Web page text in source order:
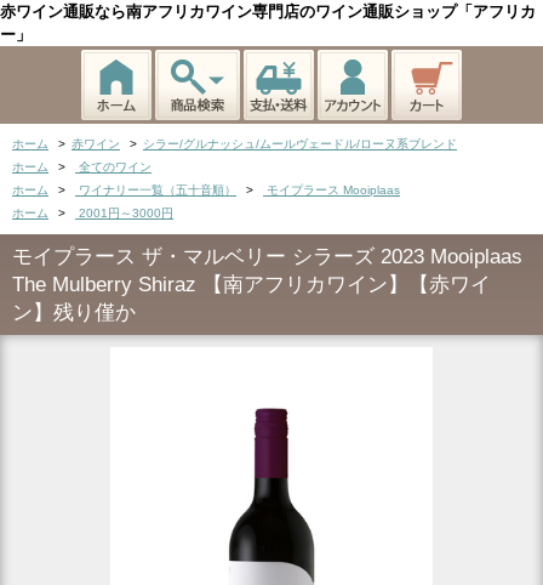
赤ワイン通販なら南アフリカワイン専門店のワイン通販ショップ「アフリカ
ー」
ホーム > 赤ワイン > シラー/グルナッシュ/ムールヴェードル/ローヌ系ブレンド
ホーム
>
全てのワイン
ホーム
> ワイナリー一覧（五十音順） >
モイプラース Mooiplaas
ホーム
> 2001円～3000円
モイプラース ザ・マルベリー シラーズ 2023 Mooiplaas
The Mulberry Shiraz 【南アフリカワイン】【赤ワイ
ン】残り僅か